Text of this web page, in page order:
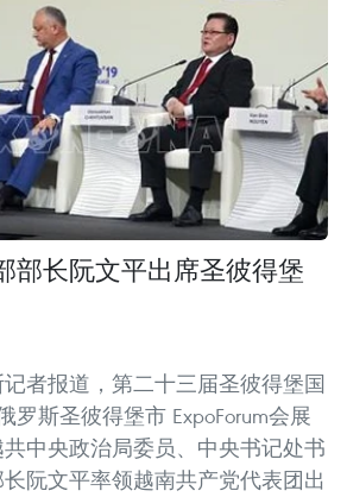
部长阮文平出席圣彼得堡
者报道，第二十三届圣彼得堡国
罗斯圣彼得堡市 ExpoForum会展
中央政治局委员、中央书记处书
阮文平率领越南共产党代表团出